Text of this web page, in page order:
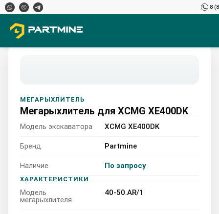
8
XCMG XE400DK 40-50.AR/
40-55 т
МЕГАРЫХЛИТЕЛЬ
Мегарыхлитель для XCMG XE400DK
Модель экскаватора XCMG XE400DK
Бренд Partmine
Наличие По запросу
ХАРАКТЕРИСТИКИ
Модель
мегарыхлителя
40-50.AR/1